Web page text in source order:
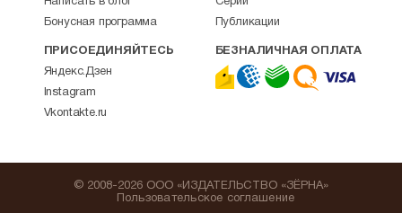
Бонусная программа
Публикации
ПРИСОЕДИНЯЙТЕСЬ
Яндекс.Дзен
Instagram
Vkontakte.ru
БЕЗНАЛИЧНАЯ ОПЛАТА
© 2008-2026 ООО «ИЗДАТЕЛЬСТВО «ЗЁРНА»
Пользовательское соглашение